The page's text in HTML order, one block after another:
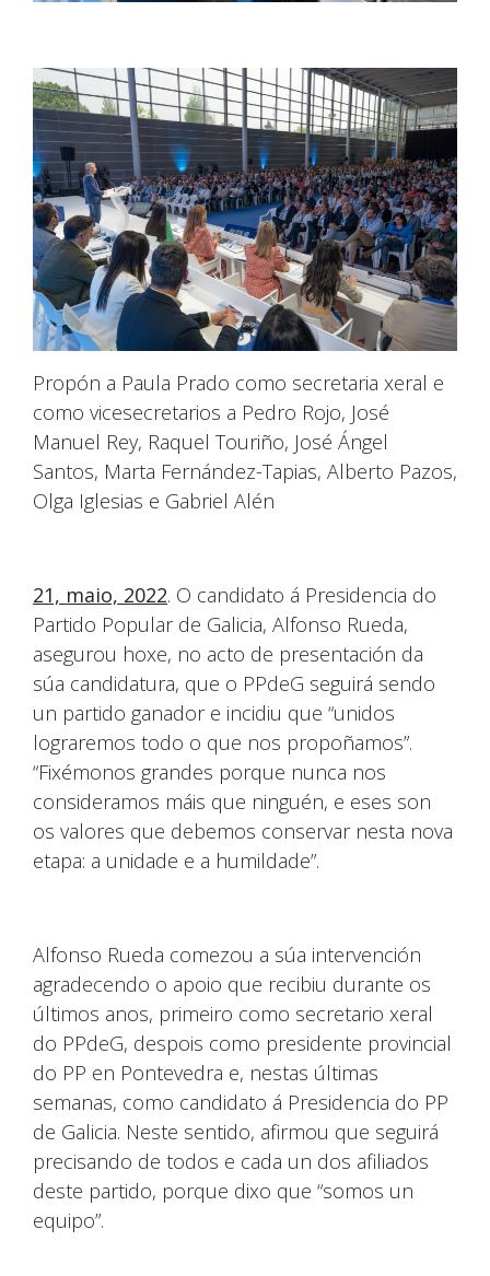
Propón a Paula Prado como secretaria xeral e
como vicesecretarios a Pedro Rojo, José
Manuel Rey, Raquel Touriño, José Ángel
Santos, Marta Fernández-Tapias, Alberto Pazos,
Olga Iglesias e Gabriel Alén
21, maio, 2022. O candidato á Presidencia do
Partido Popular de Galicia, Alfonso Rueda,
asegurou hoxe, no acto de presentación da
súa candidatura, que o PPdeG seguirá sendo
un partido ganador e incidiu que “unidos
lograremos todo o que nos propoñamos”.
“Fixémonos grandes porque nunca nos
consideramos máis que ninguén, e eses son
os valores que debemos conservar nesta nova
etapa: a unidade e a humildade”.
Alfonso Rueda comezou a súa intervención
agradecendo o apoio que recibiu durante os
últimos anos, primeiro como secretario xeral
do PPdeG, despois como presidente provincial
do PP en Pontevedra e, nestas últimas
semanas, como candidato á Presidencia do PP
de Galicia. Neste sentido, afirmou que seguirá
precisando de todos e cada un dos afiliados
deste partido, porque dixo que “somos un
equipo”.